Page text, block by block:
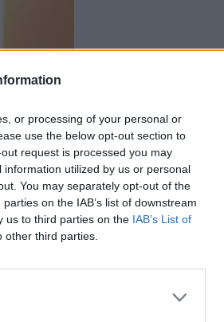
or processing of your personal or
use the below opt-out section to
request is processed you may
utilized by us or personal
You may separately opt-out of the
on the IAB’s list of downstream
us to third parties on the IAB’s List of
third parties.